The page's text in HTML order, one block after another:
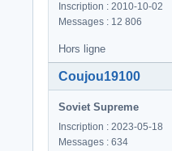
Inscription : 2010-10-02
Messages : 12 806
Hors ligne
Coujou19100
Soviet Supreme
Inscription : 2023-05-18
Messages : 634